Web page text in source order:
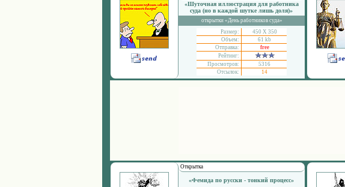
«Шуточная иллюстрация для работника
суда (но в каждой шутке лишь доля)»
открытки «День работников суда»
Размер:
450 Х 350
Объем:
61 kb
Отправка:
free
Рейтинг:
Просмотров:
5316
Отсылок:
14
Открытка
«Фемида по русски - тонкий процесс»